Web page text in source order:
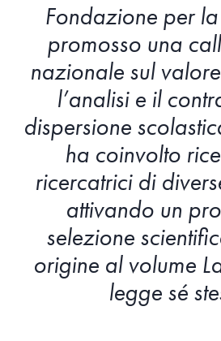
Fondazione per
promosso una
nazionale sul
l’analisi e il
dispersione
ha coinvolto
ricercatrici di
attivando un
selezione
origine al volume
legge sé